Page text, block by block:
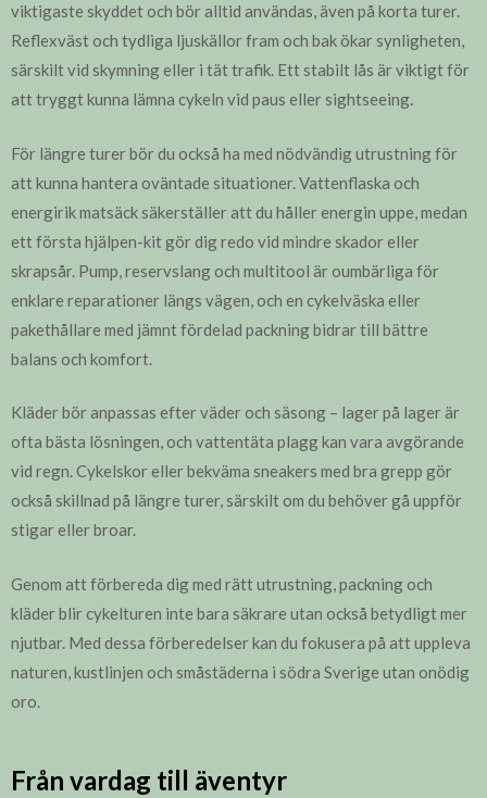
viktigaste skyddet och bör alltid användas, även på korta turer.
Reflexväst och tydliga ljuskällor fram och bak ökar synligheten,
särskilt vid skymning eller i tät trafik. Ett stabilt lås är viktigt för
att tryggt kunna lämna cykeln vid paus eller sightseeing.
För längre turer bör du också ha med nödvändig utrustning för
att kunna hantera oväntade situationer. Vattenflaska och
energirik matsäck säkerställer att du håller energin uppe, medan
ett första hjälpen-kit gör dig redo vid mindre skador eller
skrapsår. Pump, reservslang och multitool är oumbärliga för
enklare reparationer längs vägen, och en cykelväska eller
pakethållare med jämnt fördelad packning bidrar till bättre
balans och komfort.
Kläder bör anpassas efter väder och säsong – lager på lager är
ofta bästa lösningen, och vattentäta plagg kan vara avgörande
vid regn. Cykelskor eller bekväma sneakers med bra grepp gör
också skillnad på längre turer, särskilt om du behöver gå uppför
stigar eller broar.
Genom att förbereda dig med rätt utrustning, packning och
kläder blir cykelturen inte bara säkrare utan också betydligt mer
njutbar. Med dessa förberedelser kan du fokusera på att uppleva
naturen, kustlinjen och småstäderna i södra Sverige utan onödig
oro.
Från vardag till äventyr